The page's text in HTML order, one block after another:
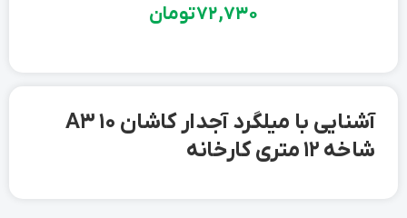
72,730تومان
آشنایی با میلگرد آجدار کاشان 10 A3
شاخه 12 متری کارخانه